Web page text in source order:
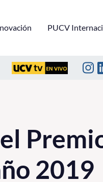
PUCV
2019